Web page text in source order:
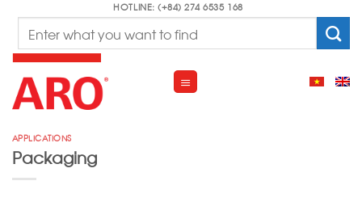
content
HOTLINE: (+84) 274 6535 168
APPLICATIONS
Packaging